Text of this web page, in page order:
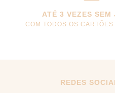
ATÉ 3 VEZES SEM
COM TODOS OS
REDES